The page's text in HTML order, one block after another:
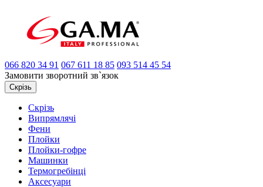
066 820 34 91 067 611 18 85 093 514 45 54
Замовити зворотний зв`язок
Скрізь
Скрізь
Випрямлячі
Фени
Плойки
Плойки-гофре
Машинки
Термогребінці
Аксесуари